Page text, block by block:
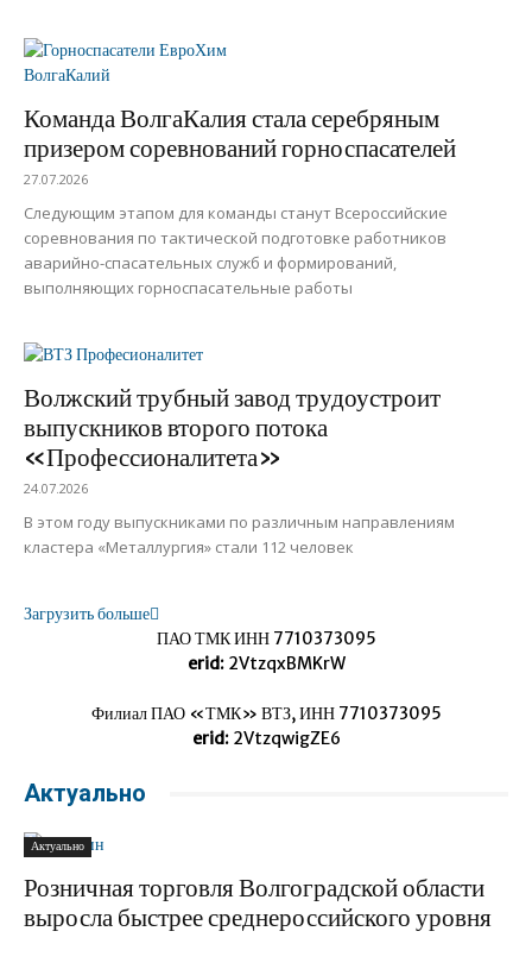
Команда ВолгаКалия стала серебряным
призером соревнований горноспасателей
27.07.2026
Следующим этапом для команды станут Всероссийские
соревнования по тактической подготовке работников
аварийно-спасательных служб и формирований,
выполняющих горноспасательные работы
Волжский трубный завод трудоустроит
выпускников второго потока
«Профессионалитета»
24.07.2026
В этом году выпускниками по различным направлениям
кластера «Металлургия» стали 112 человек
Загрузить больше
ПАО ТМК ИНН 7710373095
erid:2VtzqxBMKrW
Филиал ПАО «ТМК» ВТЗ, ИНН 7710373095
erid:2VtzqwigZE6
Актуально
Актуально
Розничная торговля Волгоградской области
выросла быстрее среднероссийского уровня